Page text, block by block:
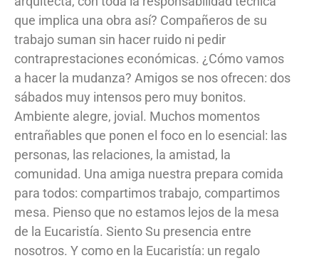
que implica una obra así? Compañeros de su
trabajo suman sin hacer ruido ni pedir
contraprestaciones económicas. ¿Cómo vamos
a hacer la mudanza? Amigos se nos ofrecen: dos
sábados muy intensos pero muy bonitos.
Ambiente alegre, jovial. Muchos momentos
entrañables que ponen el foco en lo esencial: las
personas, las relaciones, la amistad, la
comunidad. Una amiga nuestra prepara comida
para todos: compartimos trabajo, compartimos
mesa. Pienso que no estamos lejos de la mesa
de la Eucaristía. Siento Su presencia entre
nosotros. Y como en la Eucaristía: un regalo